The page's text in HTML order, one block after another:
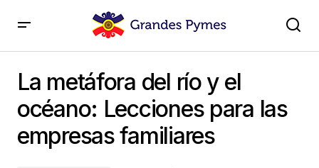
empresas familiares
La metáfora del río y el
océano: Lecciones para las
empresas familiares